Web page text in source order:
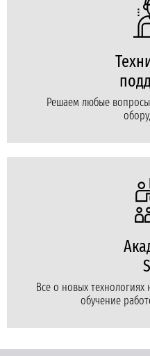
Решаем любые
Все о новых
обучение